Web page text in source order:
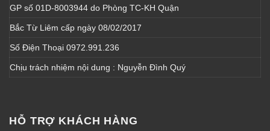
GP số 01D-8003944 do Phòng TC-KH Quận
Bắc Từ Liêm cấp ngày 08/02/2017
Số Điện Thoại 0972.991.236
Chịu trách nhiệm nội dung : Nguyễn Đình Quý
HỖ TRỢ KHÁCH HÀNG